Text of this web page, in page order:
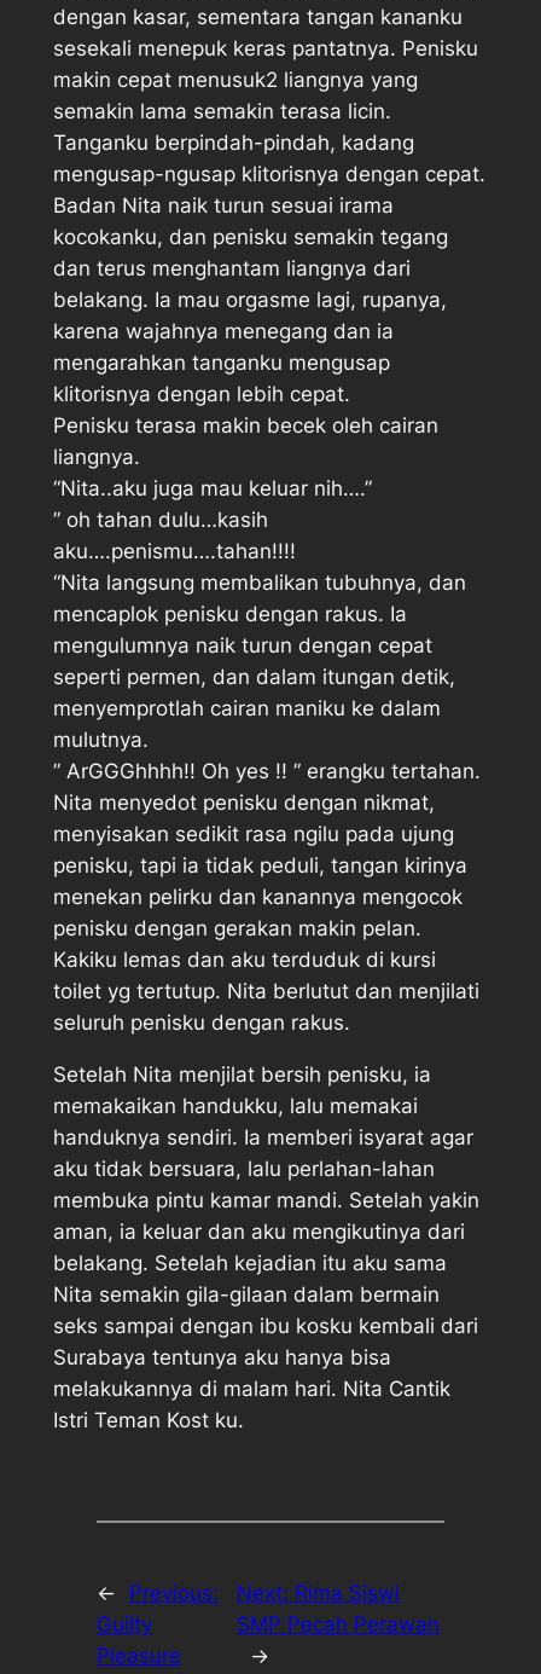
dengan kasar, sementara tangan kananku
sesekali menepuk keras pantatnya. Penisku
makin cepat menusuk2 liangnya yang
semakin lama semakin terasa licin.
Tanganku berpindah-pindah, kadang
mengusap-ngusap klitorisnya dengan cepat.
Badan Nita naik turun sesuai irama
kocokanku, dan penisku semakin tegang
dan terus menghantam liangnya dari
belakang. Ia mau orgasme lagi, rupanya,
karena wajahnya menegang dan ia
mengarahkan tanganku mengusap
klitorisnya dengan lebih cepat.
Penisku terasa makin becek oleh cairan
liangnya.
“Nita..aku juga mau keluar nih….”
” oh tahan dulu…kasih
aku….penismu….tahan!!!!
“Nita langsung membalikan tubuhnya, dan
mencaplok penisku dengan rakus. Ia
mengulumnya naik turun dengan cepat
seperti permen, dan dalam itungan detik,
menyemprotlah cairan maniku ke dalam
mulutnya.
” ArGGGhhhh!! Oh yes !! ” erangku tertahan.
Nita menyedot penisku dengan nikmat,
menyisakan sedikit rasa ngilu pada ujung
penisku, tapi ia tidak peduli, tangan kirinya
menekan pelirku dan kanannya mengocok
penisku dengan gerakan makin pelan.
Kakiku lemas dan aku terduduk di kursi
toilet yg tertutup. Nita berlutut dan menjilati
seluruh penisku dengan rakus.
Setelah Nita menjilat bersih penisku, ia
memakaikan handukku, lalu memakai
handuknya sendiri. Ia memberi isyarat agar
aku tidak bersuara, lalu perlahan-lahan
membuka pintu kamar mandi. Setelah yakin
aman, ia keluar dan aku mengikutinya dari
belakang. Setelah kejadian itu aku sama
Nita semakin gila-gilaan dalam bermain
seks sampai dengan ibu kosku kembali dari
Surabaya tentunya aku hanya bisa
melakukannya di malam hari. Nita Cantik
Istri Teman Kost ku.
←
Previous:
Guilty
Pleasure
Next: Rima Siswi
SMP Pecah Perawan
→